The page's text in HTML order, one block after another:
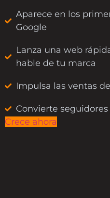
Aparece en los
Google
Lanza una web
hable de tu marca
Impulsa las ventas
Convierte
Crece ahora